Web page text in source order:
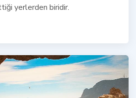
yerlerden biridir.